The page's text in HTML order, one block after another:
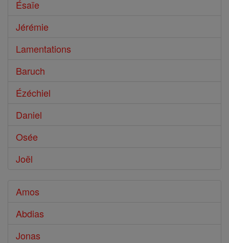
Ésaïe
Jérémie
Lamentations
Baruch
Ézéchiel
Daniel
Osée
Joël
Amos
Abdias
Jonas